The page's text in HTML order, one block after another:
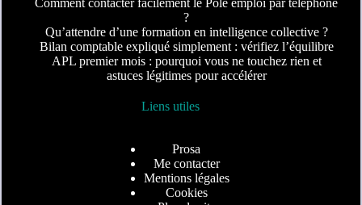
Comment contacter facilement le Pôle emploi par téléphone
?
Qu’attendre d’une formation en intelligence collective ?
Bilan comptable expliqué simplement : vérifiez l’équilibre
APL premier mois : pourquoi vous ne touchez rien et
astuces légitimes pour accélérer
Liens utiles
Prosa
Me contacter
Mentions légales
Cookies